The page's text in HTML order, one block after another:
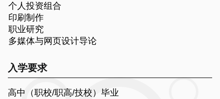
个人投资组合
印刷制作
职业研究
多媒体与网页设计导论
入学要求
高中（职校/职高/技校）毕业